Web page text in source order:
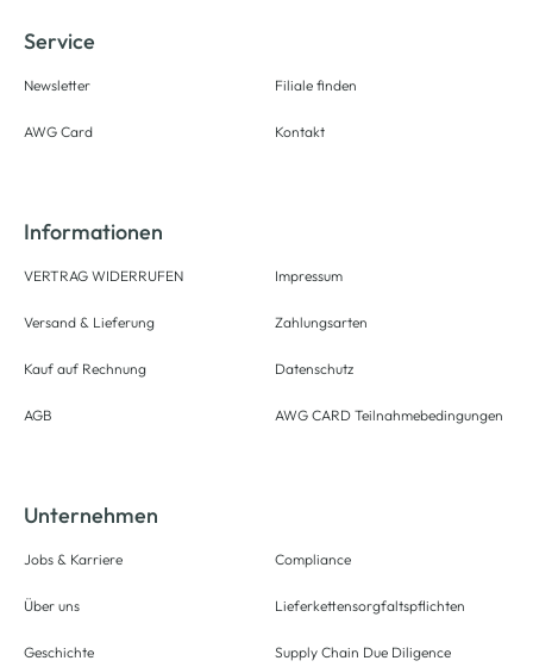
Service
Newsletter
AWG Card
Filiale finden
Kontakt
Informationen
VERTRAG WIDERRUFEN
Versand & Lieferung
Kauf auf Rechnung
AGB
Impressum
Zahlungsarten
Datenschutz
AWG CARD Teilnahmebedingungen
Unternehmen
Jobs & Karriere
Über uns
Geschichte
Compliance
Lieferkettensorgfaltspflichten
Supply Chain Due Diligence